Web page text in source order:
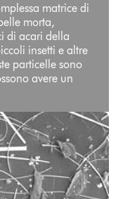
matrice di
morta,
di acari della
insetti e altre
particelle sono
avere un